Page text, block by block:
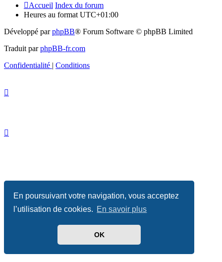
En poursuivant votre navigation, vous acceptez
l’utilisation de cookies. En savoir plus
OK
Accueil Index du forum
Heures au format UTC+01:00
Développé parphpBB® Forum Software © phpBB Limited
Traduit parphpBB-fr.com
Confidentialité | Conditions